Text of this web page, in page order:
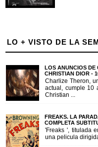
LO + VISTO DE LA
LOS ANUNCIOS DE
CHRISTIAN DIOR -
Charlize Theron,
actual, cumple 10
Christian ...
FREAKS. LA
COMPLETA
'Freaks ', titulada
una pelicula